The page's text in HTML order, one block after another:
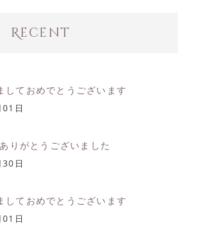
Recent
しておめでとうございます
日
りがとうございました
日
しておめでとうございます
日